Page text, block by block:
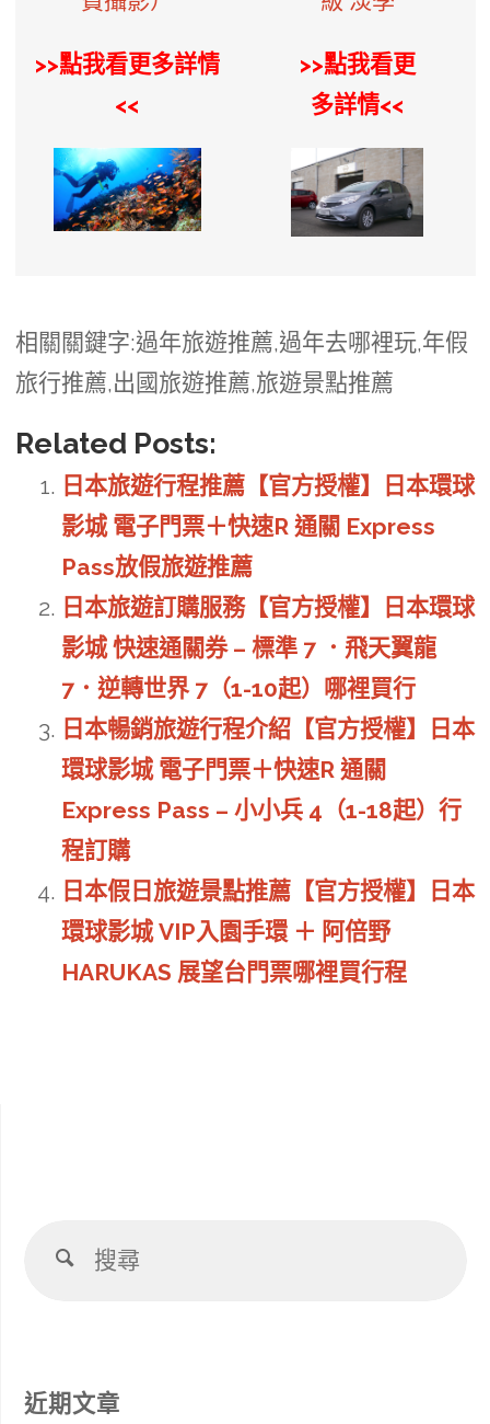
>>點我看更多詳情
<<
>>點我看更
多詳情<<
相關關鍵字:過年旅遊推薦,過年去哪裡玩,年假
旅行推薦,出國旅遊推薦,旅遊景點推薦
Related Posts:
日本旅遊行程推薦【官方授權】日本環球
影城 電子門票＋快速R 通關 Express
Pass放假旅遊推薦
日本旅遊訂購服務【官方授權】日本環球
影城 快速通關券 – 標準 7 ．飛天翼龍
7．逆轉世界 7（1-10起）哪裡買行
日本暢銷旅遊行程介紹【官方授權】日本
環球影城 電子門票＋快速R 通關
Express Pass – 小小兵 4（1-18起）行
程訂購
日本假日旅遊景點推薦【官方授權】日本
環球影城 VIP入園手環 ＋ 阿倍野
HARUKAS 展望台門票哪裡買行程
搜
近期文章